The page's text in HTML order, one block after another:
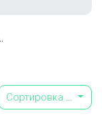
Сортировка ...